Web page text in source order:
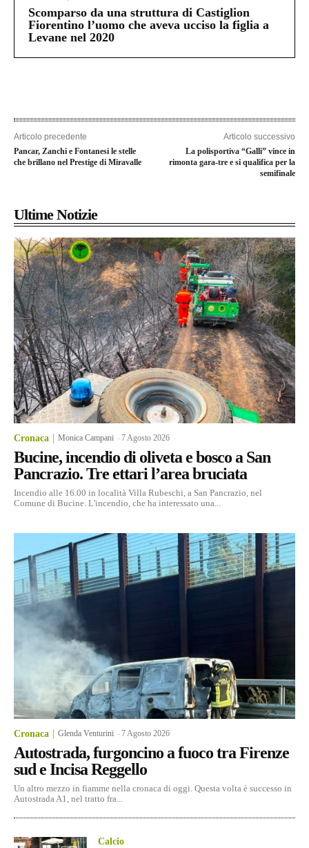
Scomparso da una struttura di Castiglion
Fiorentino l’uomo che aveva ucciso la figlia a
Levane nel 2020
Articolo precedente
Pancar, Zanchi e Fontanesi le stelle
che brillano nel Prestige di Miravalle
Articolo successivo
La polisportiva “Galli” vince in
rimonta gara-tre e si qualifica per la
semifinale
Ultime Notizie
Cronaca Monica Campani -7 Agosto 2026
Bucine, incendio di oliveta e bosco a San
Pancrazio. Tre ettari l’area bruciata
Incendio alle 16.00 in località Villa Rubeschi, a San Pancrazio, nel
Comune di Bucine. L'incendio, che ha interessato una...
Cronaca Glenda Venturini -7 Agosto 2026
Autostrada, furgoncino a fuoco tra Firenze
sud e Incisa Reggello
Un altro mezzo in fiamme nella cronaca di oggi. Questa volta è successo in
Autostrada A1, nel tratto fra...
Calcio